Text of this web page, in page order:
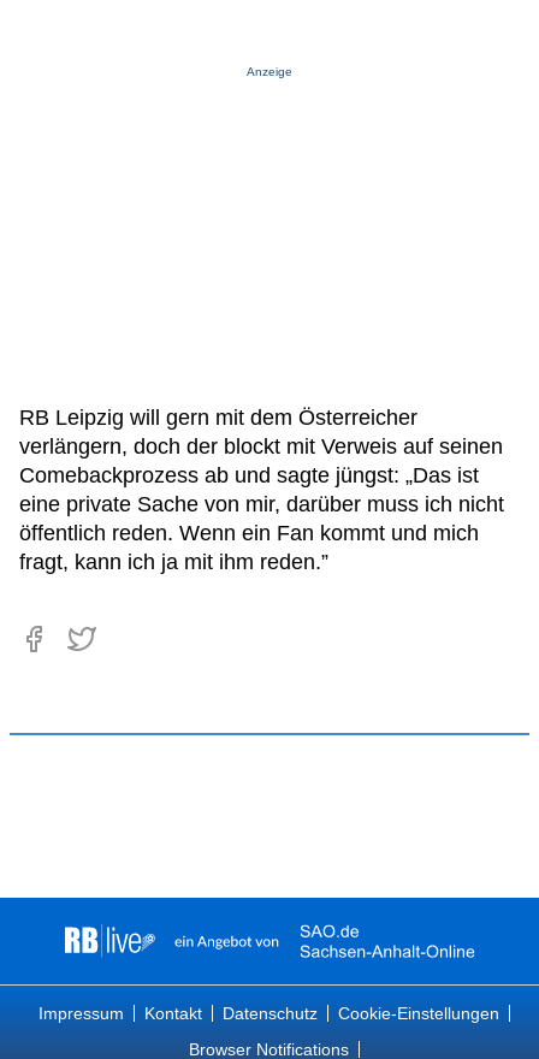
Anzeige
RB Leipzig will gern mit dem Österreicher
verlängern, doch der blockt mit Verweis auf seinen
Comebackprozess ab und sagte jüngst: „Das ist
eine private Sache von mir, darüber muss ich nicht
öffentlich reden. Wenn ein Fan kommt und mich
fragt, kann ich ja mit ihm reden.”
Impressum Kontakt Datenschutz
Cookie-Einstellungen
Browser Notifications